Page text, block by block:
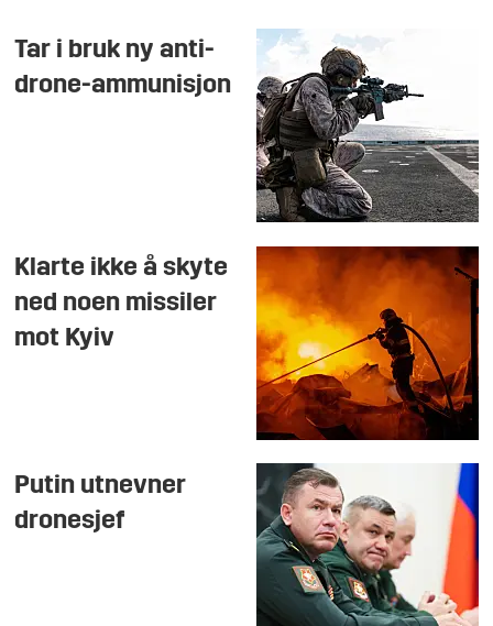
Tar i bruk ny anti-
drone-ammunisjon
Klarte ikke å skyte
ned noen missiler
mot Kyiv
Putin utnevner
dronesjef